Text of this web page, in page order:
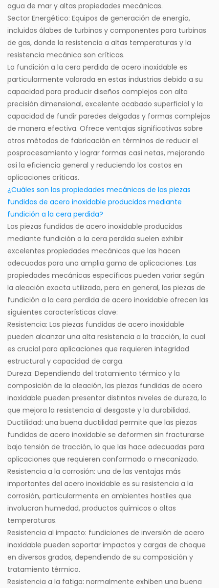
agua de mar y altas propiedades mecánicas.
Sector Energético: Equipos de generación de energía,
incluidos álabes de turbinas y componentes para turbinas
de gas, donde la resistencia a altas temperaturas y la
resistencia mecánica son críticas.
La fundición a la cera perdida de acero inoxidable es
particularmente valorada en estas industrias debido a su
capacidad para producir diseños complejos con alta
precisión dimensional, excelente acabado superficial y la
capacidad de fundir paredes delgadas y formas complejas
de manera efectiva. Ofrece ventajas significativas sobre
otros métodos de fabricación en términos de reducir el
posprocesamiento y lograr formas casi netas, mejorando
así la eficiencia general y reduciendo los costos en
aplicaciones críticas.
¿Cuáles son las propiedades mecánicas de las piezas
fundidas de acero inoxidable producidas mediante
fundición a la cera perdida?
Las piezas fundidas de acero inoxidable producidas
mediante fundición a la cera perdida suelen exhibir
excelentes propiedades mecánicas que las hacen
adecuadas para una amplia gama de aplicaciones. Las
propiedades mecánicas específicas pueden variar según
la aleación exacta utilizada, pero en general, las piezas de
fundición a la cera perdida de acero inoxidable ofrecen las
siguientes características clave:
Resistencia: Las piezas fundidas de acero inoxidable
pueden alcanzar una alta resistencia a la tracción, lo cual
es crucial para aplicaciones que requieren integridad
estructural y capacidad de carga.
Dureza: Dependiendo del tratamiento térmico y la
composición de la aleación, las piezas fundidas de acero
inoxidable pueden presentar distintos niveles de dureza, lo
que mejora la resistencia al desgaste y la durabilidad.
Ductilidad: una buena ductilidad permite que las piezas
fundidas de acero inoxidable se deformen sin fracturarse
bajo tensión de tracción, lo que las hace adecuadas para
aplicaciones que requieren conformado o mecanizado.
Resistencia a la corrosión: una de las ventajas más
importantes del acero inoxidable es su resistencia a la
corrosión, particularmente en ambientes hostiles que
involucran humedad, productos químicos o altas
temperaturas.
Resistencia al impacto: fundiciones de inversión de acero
inoxidable pueden soportar impactos y cargas de choque
en diversos grados, dependiendo de su composición y
tratamiento térmico.
Resistencia a la fatiga: normalmente exhiben una buena